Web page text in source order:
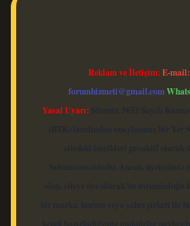
Reklam ve İletişim:E-mail:
forumhizmeti@gmail.com
Yasal Uyarı: